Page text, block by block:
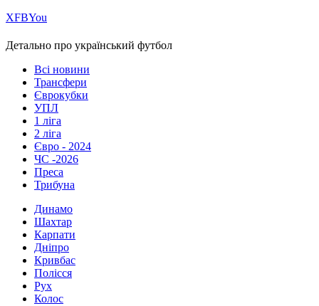
ХFBYou
Детально про український футбол
Всі новини
Трансфери
Єврокубки
УПЛ
1 ліга
2 ліга
Євро - 2024
ЧС -2026
Преса
Трибуна
Динамо
Шахтар
Карпати
Дніпро
Кривбас
Полісся
Рух
Колос